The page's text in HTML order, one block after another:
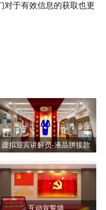
对于有效信息的获取也更
虚拟迎宾讲解员-液晶拼接款
互动宣誓墙